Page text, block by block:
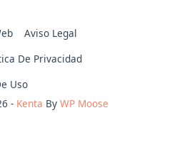
Aviso Legal
De Privacidad
Uso
- Kenta By WP Moose